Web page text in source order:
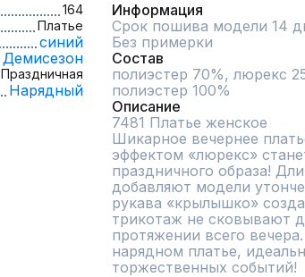
164
Платье
синий
Демисезон
Праздничная
Нарядный
Информация
Срок пошива модели 14
Без примерки
Состав
полиэстер 70%, люрекс
полиэстер 100%
Описание
7481 Платье женское
Шикарное вечернее
эффектом «люрекс»
праздничного образа!
добавляют модели
рукава «крылышко»
трикотаж не сковывают
протяжении всего
нарядном платье,
торжественных событий!